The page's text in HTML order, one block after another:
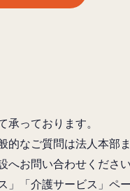
承っております。
的なご質問は法人本部
へお問い合わせください
」「介護サービス」ペ